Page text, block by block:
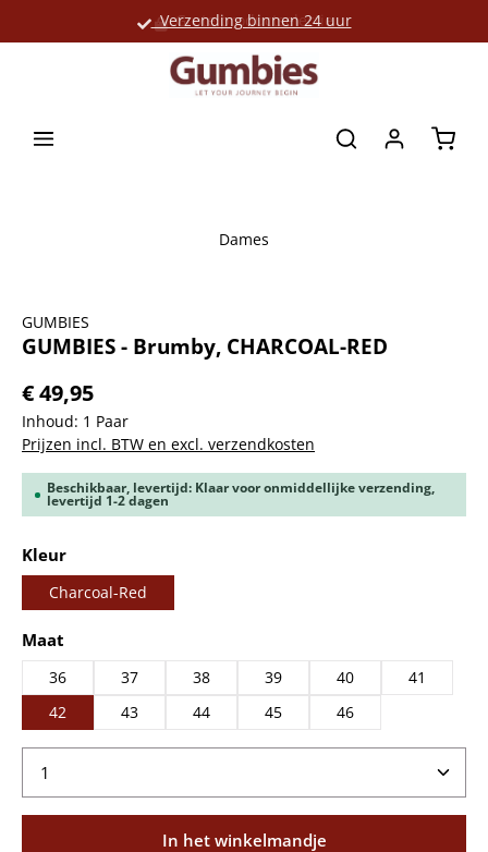
Verzending binnen 24 uur
Grote productselectie
Dames
GUMBIES
GUMBIES - Brumby, CHARCOAL-RED
€ 49,95
Inhoud: 1 Paar
Prijzen incl. BTW en excl. verzendkosten
Beschikbaar, levertijd: Klaar voor onmiddellijke verzending,
levertijd 1-2 dagen
Selecteer
Kleur
Charcoal-Red
Selecteer
Maat
36 37 38 39 40
41
42
43 44 45 46
Producthoeveelheid: Voer de gewenste
In het winkelmandje